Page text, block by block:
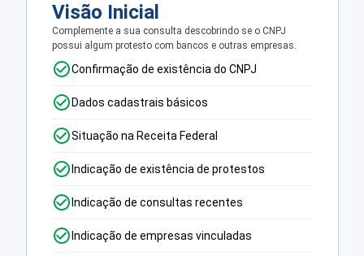
Visão Inicial
Complemente a sua consulta descobrindo se o CNPJ
possui algum protesto com bancos e outras empresas.
Confirmação de existência do CNPJ
Dados cadastrais básicos
Situação na Receita Federal
Indicação de existência de protestos
Indicação de consultas recentes
Indicação de empresas vinculadas